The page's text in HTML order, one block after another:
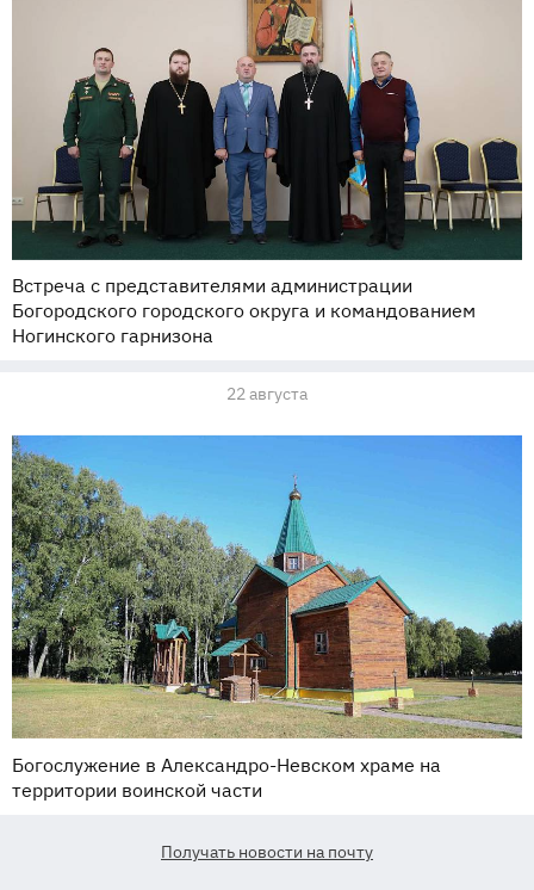
Встреча с представителями администрации
Богородского городского округа и командованием
Ногинского гарнизона
22 августа
Богослужение в Александро-Невском храме на
территории воинской части
Получать новости на почту